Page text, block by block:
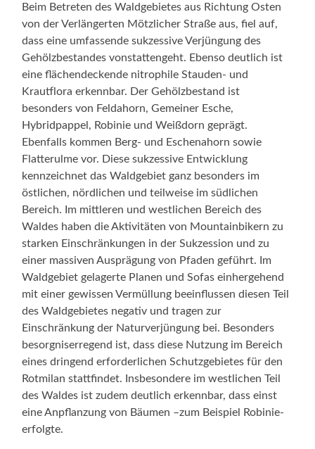
Beim Betreten des Waldgebietes aus Richtung Osten
von der Verlängerten Mötzlicher Straße aus, fiel auf,
dass eine umfassende sukzessive Verjüngung des
Gehölzbestandes vonstattengeht. Ebenso deutlich ist
eine flächendeckende nitrophile Stauden- und
Krautflora erkennbar. Der Gehölzbestand ist
besonders von Feldahorn, Gemeiner Esche,
Hybridpappel, Robinie und Weißdorn geprägt.
Ebenfalls kommen Berg- und Eschenahorn sowie
Flatterulme vor. Diese sukzessive Entwicklung
kennzeichnet das Waldgebiet ganz besonders im
östlichen, nördlichen und teilweise im südlichen
Bereich. Im mittleren und westlichen Bereich des
Waldes haben die Aktivitäten von Mountainbikern zu
starken Einschränkungen in der Sukzession und zu
einer massiven Ausprägung von Pfaden geführt. Im
Waldgebiet gelagerte Planen und Sofas einhergehend
mit einer gewissen Vermüllung beeinflussen diesen Teil
des Waldgebietes negativ und tragen zur
Einschränkung der Naturverjüngung bei. Besonders
besorgniserregend ist, dass diese Nutzung im Bereich
eines dringend erforderlichen Schutzgebietes für den
Rotmilan stattfindet. Insbesondere im westlichen Teil
des Waldes ist zudem deutlich erkennbar, dass einst
eine Anpflanzung von Bäumen –zum Beispiel Robinie-
erfolgte.